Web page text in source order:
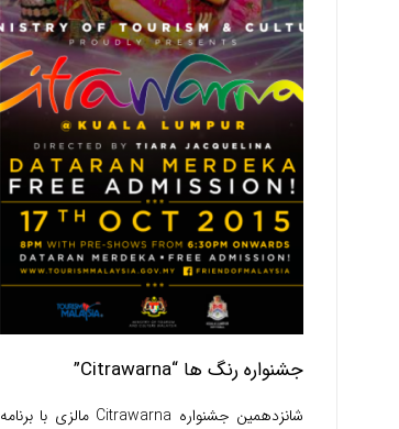
جشنواره رنگ ها “Citrawarna”
شانزدهمین جشنواره Citrawarna مالزی با برنامه